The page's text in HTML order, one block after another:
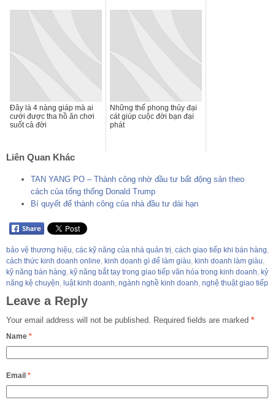
Đây là 4 nàng giáp mà ai
cưới được tha hồ ăn chơi
suốt cả đời
Những thế phong thủy đại
cát giúp cuộc đời bạn đại
phát
Liên Quan Khác
TAN YANG PO – Thành công nhờ đầu tư bất động sản theo
cách của tổng thống Donald Trump
Bí quyết để thành công của nhà đầu tư dài hạn
bảo vệ thương hiệu, các kỹ năng của nhà quản trị, cách giao tiếp khi bán hàng,
cách thức kinh doanh online, kinh doanh gì để làm giàu, kinh doanh làm giàu,
kỹ năng bán hàng, kỹ năng bắt tay trong giao tiếp văn hóa trong kinh doanh, kỷ
năng kệ chuyện, luật kinh doanh, ngành nghề kinh doanh, nghệ thuật giao tiếp
Leave a Reply
Your email address will not be published. Required fields are marked *
Name *
Email *